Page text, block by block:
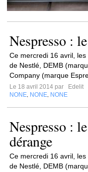
Nespresso :
Ce mercredi 16 avril,
de Nestlé, DEMB
Company (marque
Le 18 avril 2014 par
Edelit
NONE NONE NONE
Nespresso :
dérange
Ce mercredi 16 avril,
de Nestlé, DEMB